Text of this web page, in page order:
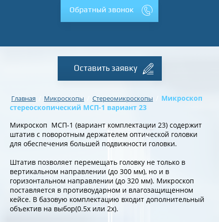
Обратный звонок
Оставить заявку
Главная Микроскопы Стереомикроскопы
Микроскоп
стереоскопический МСП-1 вариант 23
Микроскоп МСП-1 (вариант комплектации 23) содержит
штатив с поворотным держателем оптической головки
для обеспечения большей подвижности головки.
Штатив позволяет перемещать головку не только в
вертикальном направлении (до 300 мм), но и в
горизонтальном направлении (до 320 мм). Микроскоп
поставляется в противоударном и влагозащищенном
кейсе. В базовую комплектацию входит дополнительный
объектив на выбор(0.5х или 2х).